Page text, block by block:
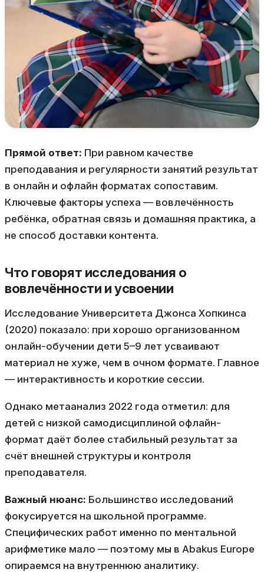
Прямой ответ: При равном качестве
преподавания и регулярности занятий результат
в онлайн и офлайн форматах сопоставим.
Ключевые факторы успеха — вовлечённость
ребёнка, обратная связь и домашняя практика, а
не способ доставки контента.
Что говорят исследования о
вовлечённости и усвоении
Исследование Университета Джонса Хопкинса
(2020) показало: при хорошо организованном
онлайн-обучении дети 5–9 лет усваивают
материал не хуже, чем в очном формате. Главное
— интерактивность и короткие сессии.
Однако метаанализ 2022 года отметил: для
детей с низкой самодисциплиной офлайн-
формат даёт более стабильный результат за
счёт внешней структуры и контроля
преподавателя.
Важный нюанс: Большинство исследований
фокусируется на школьной программе.
Специфических работ именно по ментальной
арифметике мало — поэтому мы в Abakus Europe
опираемся на внутреннюю аналитику.